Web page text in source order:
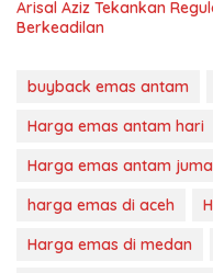
Arisal Aziz Tekankan
Berkeadilan
buyback emas antam
Harga emas antam hari
Harga emas antam
harga emas di aceh
Harga emas di medan